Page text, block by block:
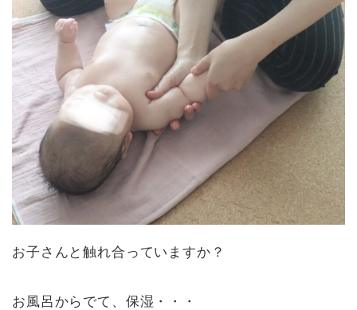
お子さんと触れ合っていますか？
お風呂からでて、保湿・・・